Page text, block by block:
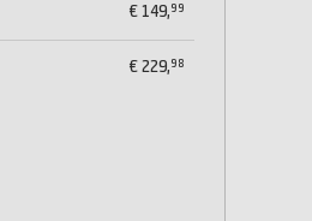
€149,99
€229,98